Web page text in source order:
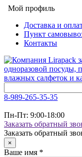
Мой профиль
Доставка и
Пункт
Контакты
8-989-265-35-35
Пн-Пт: 9:00-18:00
Заказать обратный
Заказать обратный
×
Ваше имя *